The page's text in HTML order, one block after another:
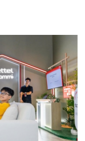
thời sự
đêm khuya
tình yêu
cho bé
tâm hồn